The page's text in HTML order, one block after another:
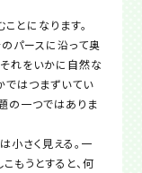
とになります。
パースに沿って奥
れをいかに自然な
ではつまずいてい
の一つではありま
小さく見える。一
もうとすると、何